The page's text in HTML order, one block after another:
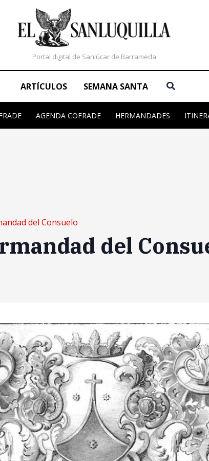
Portal digital de Sanlúcar de Barrameda
ARTÍCULOS SEMANA SANTA Buscar
AGENDA COFRADE HERMANDADES
del Consuelo
del